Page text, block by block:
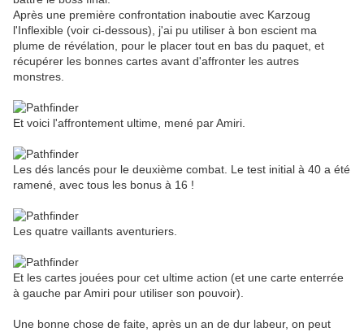
Après une première confrontation inaboutie avec Karzoug
l'Inflexible (voir ci-dessous), j'ai pu utiliser à bon escient ma
plume de révélation, pour le placer tout en bas du paquet, et
récupérer les bonnes cartes avant d'affronter les autres
monstres.
Et voici l'affrontement ultime, mené par Amiri.
Les dés lancés pour le deuxième combat. Le test initial à 40 a été
ramené, avec tous les bonus à 16 !
Les quatre vaillants aventuriers.
Et les cartes jouées pour cet ultime action (et une carte enterrée
à gauche par Amiri pour utiliser son pouvoir).
Une bonne chose de faite, après un an de dur labeur, on peut